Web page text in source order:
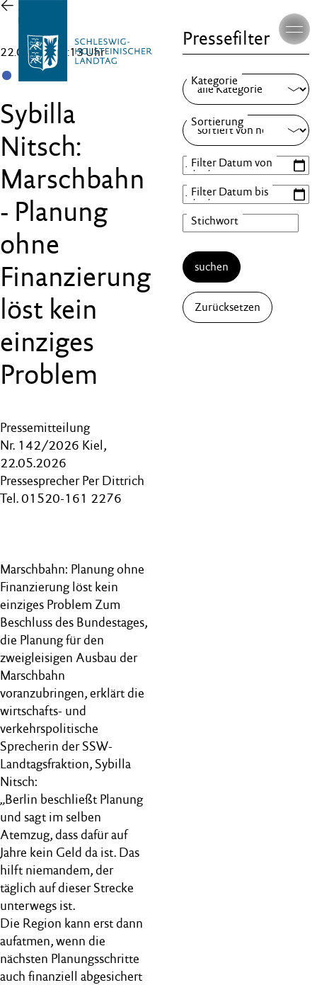
Zur
Übersicht
22.05.26 , 14:13 Uhr
Sybilla
Nitsch:
Marschbahn
- Planung
ohne
Finanzierung
löst kein
einziges
Problem
Pressemitteilung
Nr. 142/2026 Kiel,
22.05.2026
Pressesprecher Per Dittrich
Tel. 01520-161 2276
Marschbahn: Planung ohne
Finanzierung löst kein
einziges Problem Zum
Beschluss des Bundestages,
die Planung für den
zweigleisigen Ausbau der
Marschbahn
voranzubringen, erklärt die
wirtschafts- und
verkehrspolitische
Sprecherin der SSW-
Landtagsfraktion, Sybilla
Nitsch:
„Berlin beschließt Planung
und sagt im selben
Atemzug, dass dafür auf
Jahre kein Geld da ist. Das
hilft niemandem, der
täglich auf dieser Strecke
unterwegs ist.
Die Region kann erst dann
aufatmen, wenn die
nächsten Planungsschritte
auch finanziell abgesichert
Pressefilter
suchen
Zurücksetzen